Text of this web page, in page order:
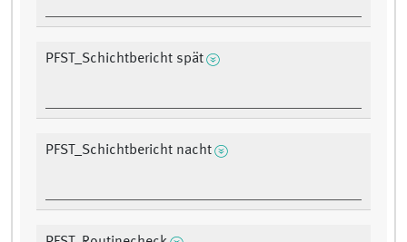
PFST_Schichtbericht spät
PFST_Schichtbericht nacht